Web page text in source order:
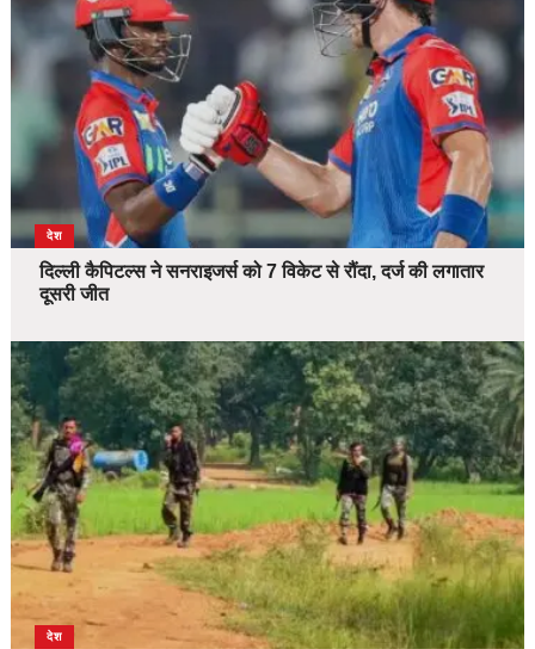
देश
दिल्ली कैपिटल्स ने सनराइजर्स को 7 विकेट से रौंदा, दर्ज की लगातार
दूसरी जीत
देश